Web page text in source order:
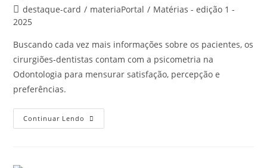
destaque-card / materiaPortal / Matérias - edição 1 -
2025
Buscando cada vez mais informações sobre os pacientes, os
cirurgiões-dentistas contam com a psicometria na
Odontologia para mensurar satisfação, percepção e
preferências.
Continuar Lendo